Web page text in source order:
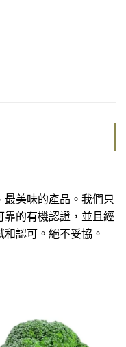
美味的產品。我們只
靠的有機認證，並且經
認可。絕不妥協。